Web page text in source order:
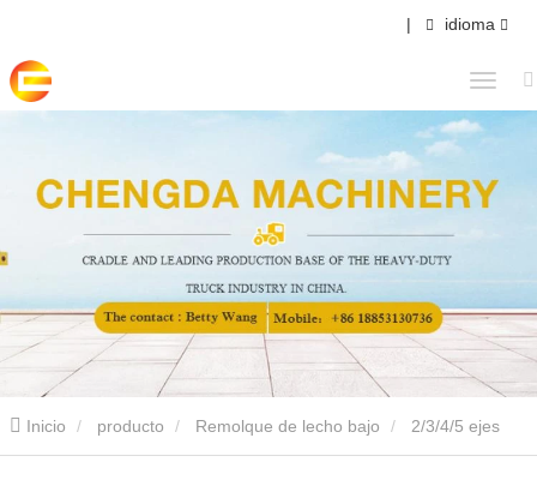
| idioma
Inicio producto Remolque de lecho bajo 2/3/4/5 ejes